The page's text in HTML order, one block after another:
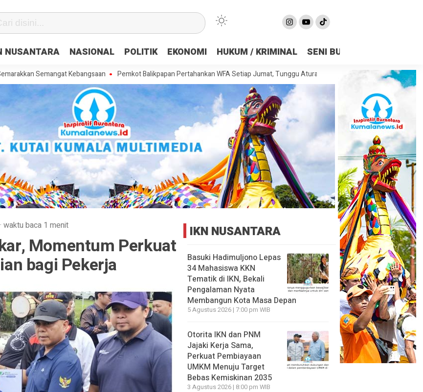
NUSANTARA NASIONAL POLITIK EKONOMI HUKUM / KRIMINAL SENI BUDAYA
Kebangsaan Pemkot Balikpapan Pertahankan WFA Setiap Jumat, Tunggu Aturan Resmi dari Pemerintah Pusat Basuki
· waktu baca 1 menit
Momentum Perkuat
bagi Pekerja
IKN NUSANTARA
Basuki Hadimuljono Lepas
34 Mahasiswa KKN
Tematik di IKN, Bekali
Pengalaman Nyata
Membangun Kota Masa Depan
5 Agustus 2026 | 7:00 pm WIB
Otorita IKN dan PNM
Jajaki Kerja Sama,
Perkuat Pembiayaan
UMKM Menuju Target
Bebas Kemiskinan 2035
3 Agustus 2026 | 8:00 pm WIB